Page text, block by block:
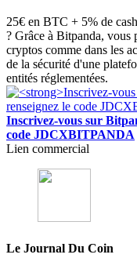
25€ en BTC + 5% de
? Grâce à Bitpanda, vous
cryptos comme dans les
de la sécurité d'une
entités réglementées.
Inscrivez-vous sur
code JDCXBITPANDA
Lien commercial
Le Journal Du Coin